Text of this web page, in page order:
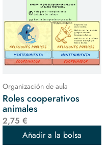
Organización de aula
Roles cooperativos
animales
2,75 €
Añadir a la bolsa